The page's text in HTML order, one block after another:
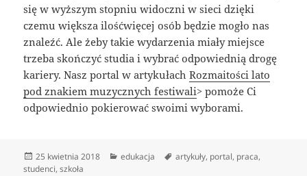
się w wyższym stopniu widoczni w sieci dzięki
czemu większa ilośćwięcej osób będzie mogło nas
znaleźć. Ale żeby takie wydarzenia miały miejsce
trzeba skończyć studia i wybrać odpowiednią drogę
kariery. Nasz portal w artykułachRozmaitości lato
pod znakiem muzycznych festiwali> pomoże Ci
odpowiednio pokierować swoimi wyborami.
Data
publikacji
25 kwietnia 2018 Kategorie
edukacja Tagi
artykuły, portal, praca,
studenci,szkoła